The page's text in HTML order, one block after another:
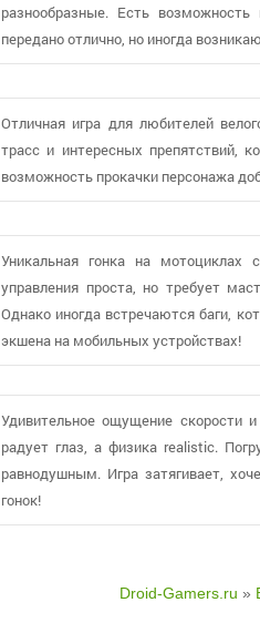
разнообразные. Есть
передано отлично, но иногда
Отличная игра для любителей
трасс и интересных препятствий,
возможность прокачки персонажа
Уникальная гонка на
управления проста, но требует
Однако иногда встречаются баги,
экшена на мобильных устройствах!
Удивительное ощущение скорости
радует глаз, а физика realistic.
равнодушным. Игра затягивает,
гонок!
Droid-Gamers.ru »